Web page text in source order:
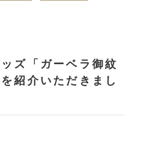
ズ「ガーベラ御紋
紹介いただきまし